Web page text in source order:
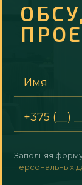
Заполняя
персональных